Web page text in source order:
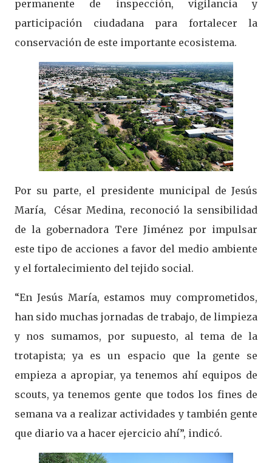
permanente de inspección, vigilancia y
participación ciudadana para fortalecer la
conservación de este importante ecosistema.
Por su parte, el presidente municipal de Jesús
María, César Medina, reconoció la sensibilidad
de la gobernadora Tere Jiménez por impulsar
este tipo de acciones a favor del medio ambiente
y el fortalecimiento del tejido social.
“En Jesús María, estamos muy comprometidos,
han sido muchas jornadas de trabajo, de limpieza
y nos sumamos, por supuesto, al tema de la
trotapista; ya es un espacio que la gente se
empieza a apropiar, ya tenemos ahí equipos de
scouts, ya tenemos gente que todos los fines de
semana va a realizar actividades y también gente
que diario va a hacer ejercicio ahí”, indicó.